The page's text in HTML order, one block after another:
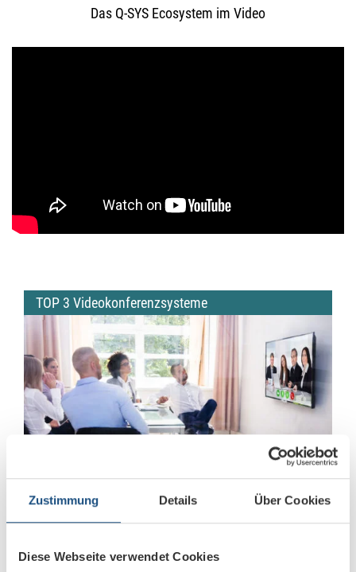
Zustimmung Details Über Cookies
Diese Webseite verwendet Cookies
Das Q-SYS Ecosystem im Video
TOP 3 Videokonferenzsysteme
Die besten Videokonferenzsysteme im Vergleich